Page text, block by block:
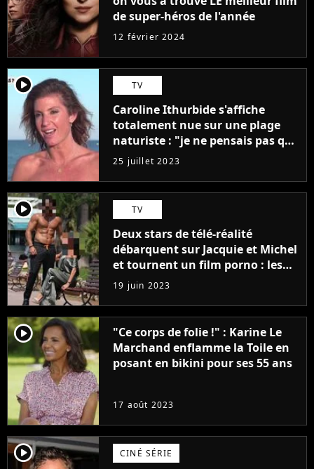
de super-héros de l'année
12 février 2024
player2 TV
Caroline Ithurbide s'affiche
totalement nue sur une plage
naturiste : "je ne pensais pas que
j'arriverais à le faire..."
25 juillet 2023
player2 TV
Deux stars de télé-réalité
débarquent sur Jacquie et Michel
et tournent un film porno : les
premières images du tournage
(exclu)
19 juin 2023
player2
"Ce corps de folie !" : Karine Le
Marchand enflamme la Toile en
posant en bikini pour ses 55 ans
17 août 2023
player2 CINÉ SÉRIE